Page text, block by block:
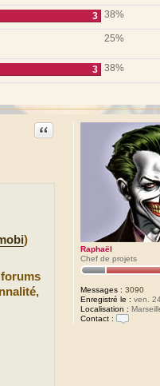
3 38%
25%
3 38%
Raphaël
Chef de projets
Messages : 3090
Enregistré le : ven.
Localisation :
Contact :
Citation
)